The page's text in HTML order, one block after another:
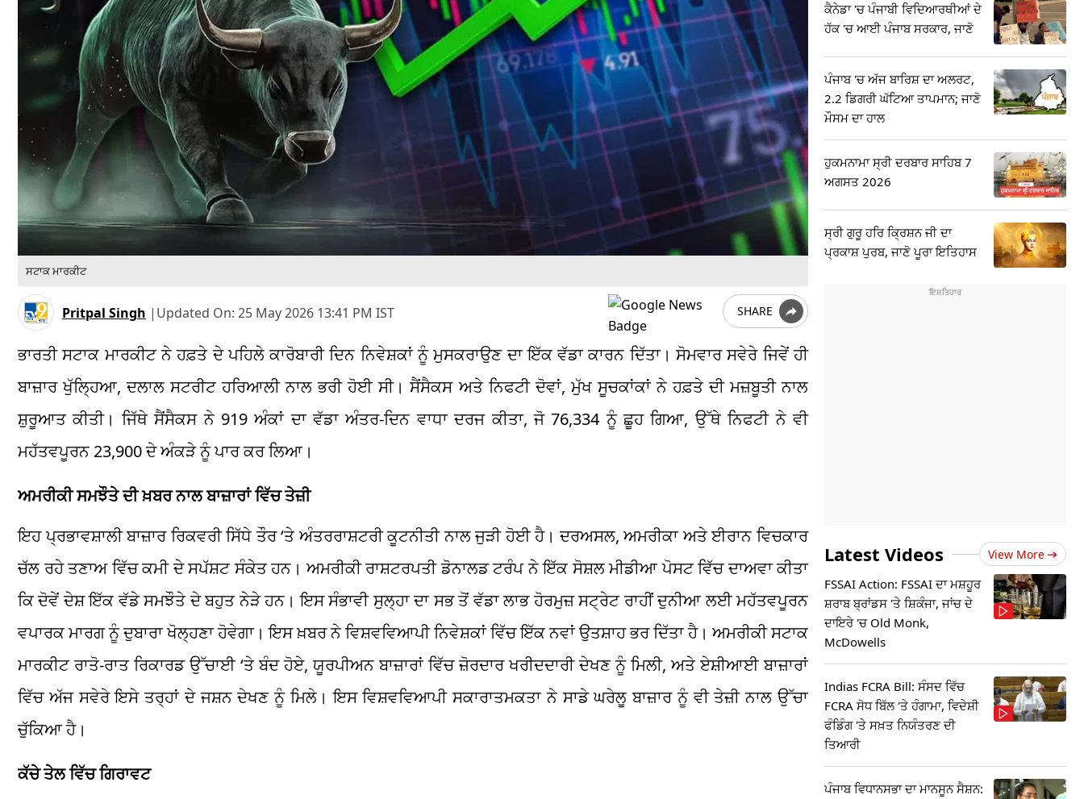
ਸਟਾਕ ਮਾਰਕੀਟ
Pritpal Singh | Updated On: 25 May 2026 13:41 PM IST SHARE
ਭਾਰਤੀ ਸਟਾਕ ਮਾਰਕੀਟ ਨੇ ਹਫ਼ਤੇ ਦੇ ਪਹਿਲੇ ਕਾਰੋਬਾਰੀ ਦਿਨ ਨਿਵੇਸ਼ਕਾਂ ਨੂੰ ਮੁਸਕਰਾਉਣ ਦਾ ਇੱਕ ਵੱਡਾ ਕਾਰਨ ਦਿੱਤਾ। ਸੋਮਵਾਰ ਸਵੇਰੇ ਜਿਵੇਂ ਹੀ
ਬਾਜ਼ਾਰ ਖੁੱਲ੍ਹਿਆ, ਦਲਾਲ ਸਟਰੀਟ ਹਰਿਆਲੀ ਨਾਲ ਭਰੀ ਹੋਈ ਸੀ। ਸੈਂਸੈਕਸ ਅਤੇ ਨਿਫਟੀ ਦੋਵਾਂ, ਮੁੱਖ ਸੂਚਕਾਂਕਾਂ ਨੇ ਹਫ਼ਤੇ ਦੀ ਮਜ਼ਬੂਤੀ ਨਾਲ
ਸ਼ੁਰੂਆਤ ਕੀਤੀ। ਜਿੱਥੇ ਸੈਂਸੈਕਸ ਨੇ 919 ਅੰਕਾਂ ਦਾ ਵੱਡਾ ਅੰਤਰ-ਦਿਨ ਵਾਧਾ ਦਰਜ ਕੀਤਾ, ਜੋ 76,334 ਨੂੰ ਛੂਹ ਗਿਆ, ਉੱਥੇ ਨਿਫਟੀ ਨੇ ਵੀ
ਮਹੱਤਵਪੂਰਨ 23,900 ਦੇ ਅੰਕੜੇ ਨੂੰ ਪਾਰ ਕਰ ਲਿਆ।
ਅਮਰੀਕੀ ਸਮਝੌਤੇ ਦੀ ਖ਼ਬਰ ਨਾਲ ਬਾਜ਼ਾਰਾਂ ਵਿੱਚ ਤੇਜ਼ੀ
ਇਹ ਪ੍ਰਭਾਵਸ਼ਾਲੀ ਬਾਜ਼ਾਰ ਰਿਕਵਰੀ ਸਿੱਧੇ ਤੌਰ ‘ਤੇ ਅੰਤਰਰਾਸ਼ਟਰੀ ਕੂਟਨੀਤੀ ਨਾਲ ਜੁੜੀ ਹੋਈ ਹੈ। ਦਰਅਸਲ, ਅਮਰੀਕਾ ਅਤੇ ਈਰਾਨ ਵਿਚਕਾਰ
ਚੱਲ ਰਹੇ ਤਣਾਅ ਵਿੱਚ ਕਮੀ ਦੇ ਸਪੱਸ਼ਟ ਸੰਕੇਤ ਹਨ। ਅਮਰੀਕੀ ਰਾਸ਼ਟਰਪਤੀ ਡੋਨਾਲਡ ਟਰੰਪ ਨੇ ਇੱਕ ਸੋਸ਼ਲ ਮੀਡੀਆ ਪੋਸਟ ਵਿੱਚ ਦਾਅਵਾ ਕੀਤਾ
ਕਿ ਦੋਵੇਂ ਦੇਸ਼ ਇੱਕ ਵੱਡੇ ਸਮਝੌਤੇ ਦੇ ਬਹੁਤ ਨੇੜੇ ਹਨ। ਇਸ ਸੰਭਾਵੀ ਸੁਲ੍ਹਾ ਦਾ ਸਭ ਤੋਂ ਵੱਡਾ ਲਾਭ ਹੋਰਮੁਜ਼ ਸਟ੍ਰੇਟ ਰਾਹੀਂ ਦੁਨੀਆ ਲਈ ਮਹੱਤਵਪੂਰਨ
ਵਪਾਰਕ ਮਾਰਗ ਨੂੰ ਦੁਬਾਰਾ ਖੋਲ੍ਹਣਾ ਹੋਵੇਗਾ। ਇਸ ਖ਼ਬਰ ਨੇ ਵਿਸ਼ਵਵਿਆਪੀ ਨਿਵੇਸ਼ਕਾਂ ਵਿੱਚ ਇੱਕ ਨਵਾਂ ਉਤਸ਼ਾਹ ਭਰ ਦਿੱਤਾ ਹੈ। ਅਮਰੀਕੀ ਸਟਾਕ
ਮਾਰਕੀਟ ਰਾਤੋ-ਰਾਤ ਰਿਕਾਰਡ ਉੱਚਾਈ ‘ਤੇ ਬੰਦ ਹੋਏ, ਯੂਰਪੀਅਨ ਬਾਜ਼ਾਰਾਂ ਵਿੱਚ ਜ਼ੋਰਦਾਰ ਖਰੀਦਦਾਰੀ ਦੇਖਣ ਨੂੰ ਮਿਲੀ, ਅਤੇ ਏਸ਼ੀਆਈ ਬਾਜ਼ਾਰਾਂ
ਵਿੱਚ ਅੱਜ ਸਵੇਰੇ ਇਸੇ ਤਰ੍ਹਾਂ ਦੇ ਜਸ਼ਨ ਦੇਖਣ ਨੂੰ ਮਿਲੇ। ਇਸ ਵਿਸ਼ਵਵਿਆਪੀ ਸਕਾਰਾਤਮਕਤਾ ਨੇ ਸਾਡੇ ਘਰੇਲੂ ਬਾਜ਼ਾਰ ਨੂੰ ਵੀ ਤੇਜ਼ੀ ਨਾਲ ਉੱਚਾ
ਚੁੱਕਿਆ ਹੈ।
ਕੱਚੇ ਤੇਲ ਵਿੱਚ ਗਿਰਾਵਟ
ਕੈਨੇਡਾ 'ਚ ਪੰਜਾਬੀ ਵਿਦਿਆਰਥੀਆਂ ਦੇ
ਹੱਕ 'ਚ ਆਈ ਪੰਜਾਬ ਸਰਕਾਰ, ਜਾਣੋ
ਪੰਜਾਬ 'ਚ ਅੱਜ ਬਾਰਿਸ਼ ਦਾ ਅਲਰਟ,
2.2 ਡਿਗਰੀ ਘੱਟਿਆ ਤਾਪਮਾਨ; ਜਾਣੋ
ਮੌਸਮ ਦਾ ਹਾਲ
ਹੁਕਮਨਾਮਾ ਸ੍ਰੀ ਦਰਬਾਰ ਸਾਹਿਬ 7
ਅਗਸਤ 2026
ਸ੍ਰੀ ਗੁਰੂ ਹਰਿ ਕ੍ਰਿਸ਼ਨ ਜੀ ਦਾ
ਪ੍ਰਕਾਸ਼ ਪੁਰਬ, ਜਾਣੋ ਪੂਰਾ ਇਤਿਹਾਸ
Latest Videos View More
FSSAI Action: FSSAI ਦਾ ਮਸ਼ਹੂਰ
ਸ਼ਰਾਬ ਬ੍ਰਾਂਡਸ 'ਤੇ ਸ਼ਿਕੰਜਾ, ਜਾਂਚ ਦੇ
ਦਾਇਰੇ 'ਚ Old Monk,
McDowells
Indias FCRA Bill: ਸੰਸਦ ਵਿੱਚ
FCRA ਸੋਧ ਬਿੱਲ 'ਤੇ ਹੰਗਾਮਾ, ਵਿਦੇਸ਼ੀ
ਫੰਡਿੰਗ 'ਤੇ ਸਖ਼ਤ ਨਿਯੰਤਰਣ ਦੀ
ਤਿਆਰੀ
ਪੰਜਾਬ ਵਿਧਾਨਸਭਾ ਦਾ ਮਾਨਸੂਨ ਸੈਸ਼ਨ: